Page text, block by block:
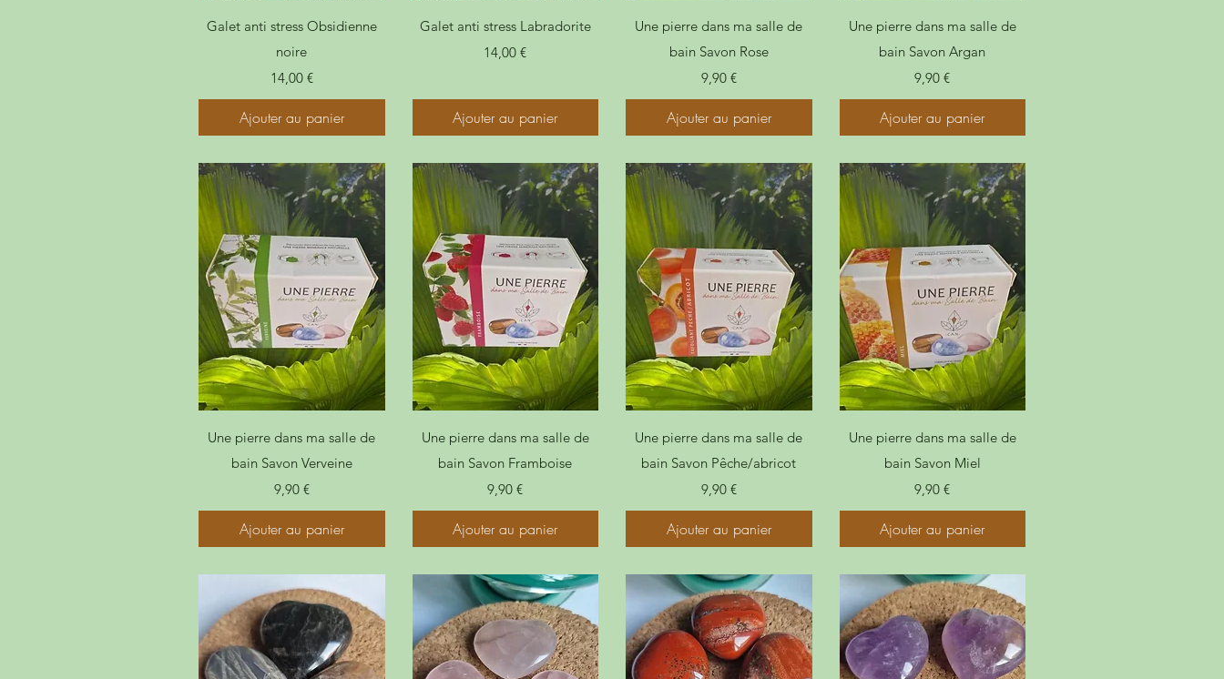
Galet anti stress Obsidienne
noire
Prix
14,00 €
Ajouter au panier
Galet anti stress Labradorite
Prix
14,00 €
Ajouter au panier
Une pierre dans ma salle de
bain Savon Rose
Prix
9,90 €
Ajouter au panier
Une pierre dans ma salle de
bain Savon Argan
Prix
9,90 €
Ajouter au panier
Une pierre dans ma salle de
bain Savon Verveine
Prix
9,90 €
Ajouter au panier
Une pierre dans ma salle de
bain Savon Framboise
Prix
9,90 €
Ajouter au panier
Une pierre dans ma salle de
bain Savon Pêche/abricot
Prix
9,90 €
Ajouter au panier
Une pierre dans ma salle de
bain Savon Miel
Prix
9,90 €
Ajouter au panier